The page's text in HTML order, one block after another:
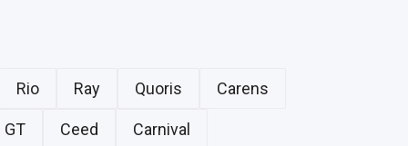
Rio Ray Quoris Carens
GT Ceed Carnival